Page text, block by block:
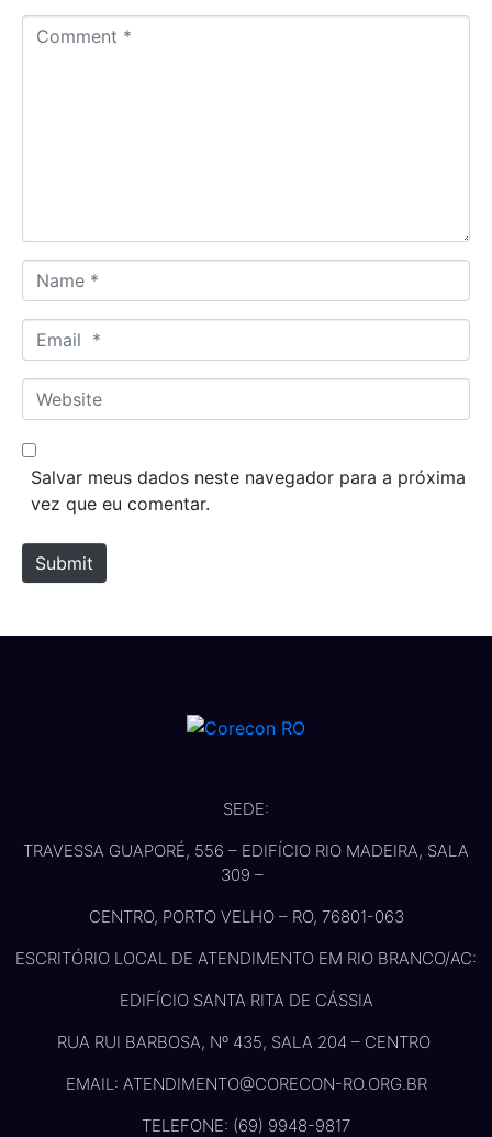
a
m
*
m
a
*
W
e
b
e
Salvar meus dados neste navegador para a próxima
vez que eu comentar.
Submit
SEDE:
TRAVESSA GUAPORÉ, 556 – EDIFÍCIO RIO MADEIRA, SALA
309 –
CENTRO, PORTO VELHO – RO, 76801-063
ESCRITÓRIO LOCAL DE ATENDIMENTO EM RIO BRANCO/AC:
EDIFÍCIO SANTA RITA DE CÁSSIA
RUA RUI BARBOSA, Nº 435, SALA 204 – CENTRO
EMAIL: ATENDIMENTO@CORECON-RO.ORG.BR
TELEFONE: (69) 9948-9817